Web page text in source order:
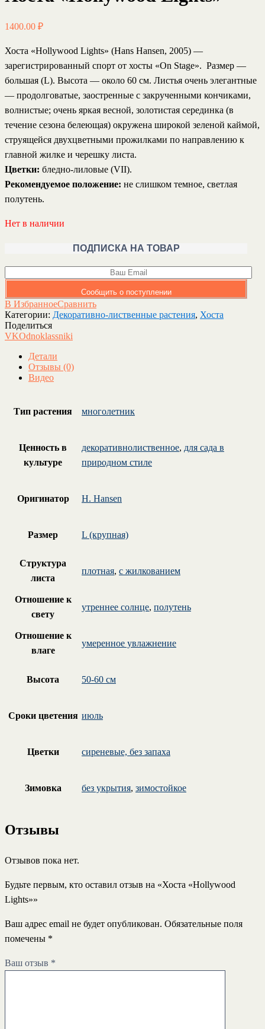
1400.00 ₽
Хоста «Hollywood Lights» (Hans Hansen, 2005) —
зарегистрированный спорт от хосты «On Stage». Размер —
большая (L). Высота — около 60 см. Листья очень элегантные
— продолговатые, заостренные с закрученными кончиками,
волнистые; очень яркая весной, золотистая серединка (в
течение сезона белеющая) окружена широкой зеленой каймой,
струящейся двухцветными прожилками по направлению к
главной жилке и черешку листа.
Цветки: бледно-лиловые (VII).
Рекомендуемое положение: не слишком темное, светлая
полутень.
Нет в наличии
ПОДПИСКА НА ТОВАР
Сообщить о поступлении
В ИзбранноеСравнить
Категории: Декоративно-лиственные растения, Хоста
Поделиться
VKOdnoklassniki
Детали
Отзывы (0)
Видео
Тип растения многолетник
Ценность в
культуре
декоративнолиственное, для сада в
природном стиле
Оригинатор H. Hansen
Размер L (крупная)
Структура
листа
плотная, с жилкованием
Отношение к
свету
утреннее солнце, полутень
Отношение к
влаге
умеренное увлажнение
Высота 50-60 см
Сроки цветения июль
Цветки сиреневые, без запаха
Зимовка без укрытия, зимостойкое
Отзывы
Отзывов пока нет.
Будьте первым, кто оставил отзыв на «Хоста «Hollywood
Lights»»
Ваш адрес email не будет опубликован. Обязательные поля
помечены *
Ваш отзыв *